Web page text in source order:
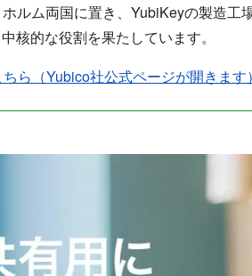
ルム両国に置き、YubiKeyの製造工
核的な役割を果たしています。
ら（Yubico社公式ページが開きます）